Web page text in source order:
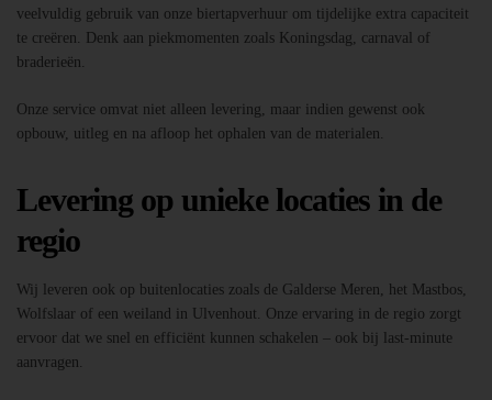
veelvuldig gebruik van onze biertapverhuur om tijdelijke extra capaciteit
te creëren. Denk aan piekmomenten zoals Koningsdag, carnaval of
braderieën.
Onze service omvat niet alleen levering, maar indien gewenst ook
opbouw, uitleg en na afloop het ophalen van de materialen.
Levering op unieke locaties in de
regio
Wij leveren ook op buitenlocaties zoals de Galderse Meren, het Mastbos,
Wolfslaar of een weiland in Ulvenhout. Onze ervaring in de regio zorgt
ervoor dat we snel en efficiënt kunnen schakelen – ook bij last-minute
aanvragen.